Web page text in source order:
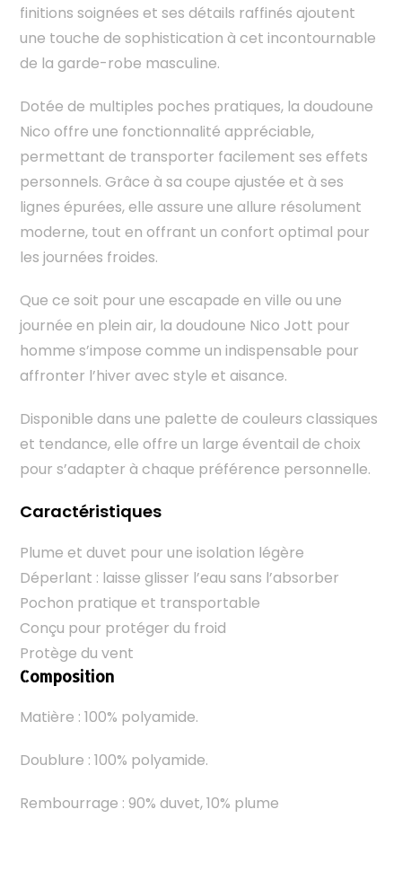
finitions soignées et ses détails raffinés ajoutent
une touche de sophistication à cet incontournable
de la garde-robe masculine.
Dotée de multiples poches pratiques, la doudoune
Nico offre une fonctionnalité appréciable,
permettant de transporter facilement ses effets
personnels. Grâce à sa coupe ajustée et à ses
lignes épurées, elle assure une allure résolument
moderne, tout en offrant un confort optimal pour
les journées froides.
Que ce soit pour une escapade en ville ou une
journée en plein air, la doudoune Nico Jott pour
homme s’impose comme un indispensable pour
affronter l’hiver avec style et aisance.
Disponible dans une palette de couleurs classiques
et tendance, elle offre un large éventail de choix
pour s’adapter à chaque préférence personnelle.
Caractéristiques
Plume et duvet pour une isolation légère
Déperlant : laisse glisser l’eau sans l’absorber
Pochon pratique et transportable
Conçu pour protéger du froid
Protège du vent
Composition
Matière : 100% polyamide.
Doublure : 100% polyamide.
Rembourrage : 90% duvet, 10% plume